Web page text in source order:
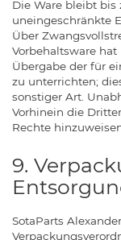
Die Ware bleibt bis
uneingeschränkte
Über
Vorbehaltsware
Übergabe der für
zu unterrichten;
sonstiger Art.
Vorhinein die
Rechte
9.
SotaParts